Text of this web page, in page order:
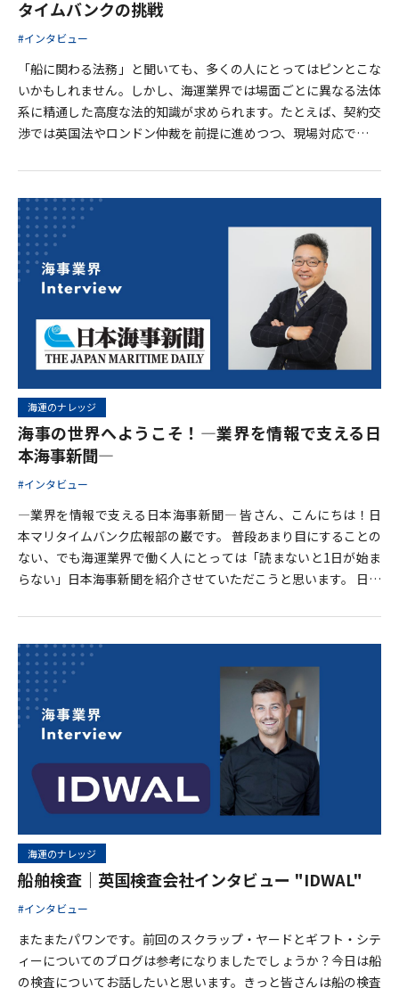
タイムバンクの挑戦
#インタビュー
「船に関わる法務」と聞いても、多くの人にとってはピンとこな
いかもしれません。しかし、海運業界では場面ごとに異なる法体
系に精通した高度な法的知識が求められます。たとえば、契約交
渉では英国法やロンドン仲裁を前提に進めつつ、現場対応ではベ
条約に従う——。こうした複雑な世界を支えるのが、「海の法
務」のプロフェッショナルたちです。 今回、インタビュアーを務
めるのは、日本マリタイムバンク代表の昼田将司。海運ファイナ
ンスの最前線で新しい挑戦を続ける立場から、長年にわたり国際
海運分野で活躍してきたマリタックス法律事務所の簑原建次先生
にお話を伺いました。
海運のナレッジ
海事の世界へようこそ！―業界を情報で支える日
本海事新聞―
#インタビュー
―業界を情報で支える日本海事新聞― 皆さん、こんにちは！日
本マリタイムバンク広報部の巌です。 普段あまり目にすることの
ない、でも海運業界で働く人にとっては「読まないと1日が始ま
らない」日本海事新聞を紹介させていただこうと思います。 日本
運、造船、港湾、物流など幅広い情報を提供しています。紙媒体
だけでなく、デジタル版（https://www.jmd.co.jp）でも購読が
可能で、記事も日本発のニュースだけでなく海外の船会社、造船
所のニュースも発信しています。 そんな、日本海事新聞の記者、
山本裕史氏にご来訪いただき、海運、造船、そしてその背
海運のナレッジ
船舶検査｜英国検査会社インタビュー "IDWAL"
#インタビュー
またまたパワンです。前回のスクラップ・ヤードとギフト・シテ
ィーについてのブログは参考になりましたでしょうか？今日は船
の検査についてお話したいと思います。きっと皆さんは船の検査